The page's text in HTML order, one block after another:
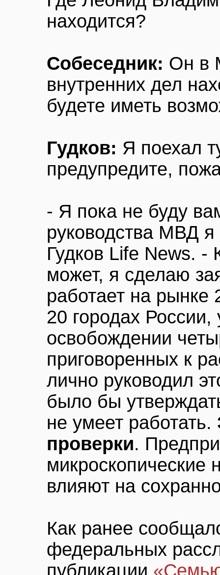
находится?
Собеседник: Он в
внутренних дел
будете иметь
Гудков: Я поехал
предупредите,
- Я пока не буду
руководства МВД
Гудков Life News. -
может, я сделаю
работает на
20 городах России,
освобождении
приговоренных к
лично руководил
было бы
не умеет работать.
проверки.
микроскопические
влияют на
Как ранее
федеральных
публикации